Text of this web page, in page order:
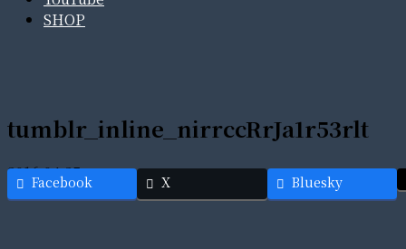
SHOP
tumblr_inline_nirrccRrJa1r53rlt
2016.04.25
Facebook X Bluesky